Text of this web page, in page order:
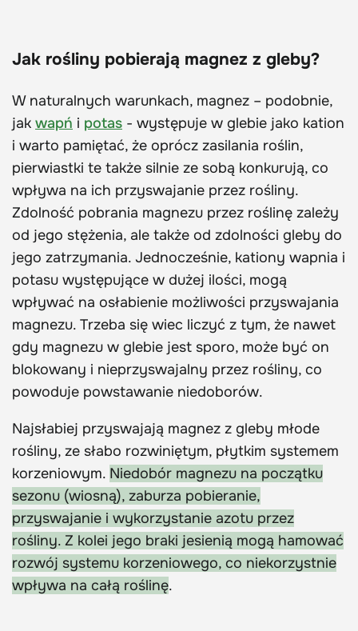
Jak rośliny pobierają magnez z gleby?
W naturalnych warunkach, magnez – podobnie,
jak wapń i potas - występuje w glebie jako kation
i warto pamiętać, że oprócz zasilania roślin,
pierwiastki te także silnie ze sobą konkurują, co
wpływa na ich przyswajanie przez rośliny.
Zdolność pobrania magnezu przez roślinę zależy
od jego stężenia, ale także od zdolności gleby do
jego zatrzymania. Jednocześnie, kationy wapnia i
potasu występujące w dużej ilości, mogą
wpływać na osłabienie możliwości przyswajania
magnezu. Trzeba się wiec liczyć z tym, że nawet
gdy magnezu w glebie jest sporo, może być on
blokowany i nieprzyswajalny przez rośliny, co
powoduje powstawanie niedoborów.
Najsłabiej przyswajają magnez z gleby młode
rośliny, ze słabo rozwiniętym, płytkim systemem
korzeniowym. Niedobór magnezu na początku
sezonu (wiosną), zaburza pobieranie,
przyswajanie i wykorzystanie azotu przez
rośliny. Z kolei jego braki jesienią mogą hamować
rozwój systemu korzeniowego, co niekorzystnie
wpływa na całą roślinę.